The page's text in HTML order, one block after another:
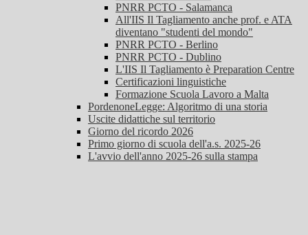
PNRR PCTO - Salamanca
All'IIS Il Tagliamento anche prof. e ATA
diventano "studenti del mondo"
PNRR PCTO - Berlino
PNRR PCTO - Dublino
L'IIS Il Tagliamento è Preparation Centre
Certificazioni linguistiche
Formazione Scuola Lavoro a Malta
PordenoneLegge: Algoritmo di una storia
Uscite didattiche sul territorio
Giorno del ricordo 2026
Primo giorno di scuola dell'a.s. 2025-26
L'avvio dell'anno 2025-26 sulla stampa